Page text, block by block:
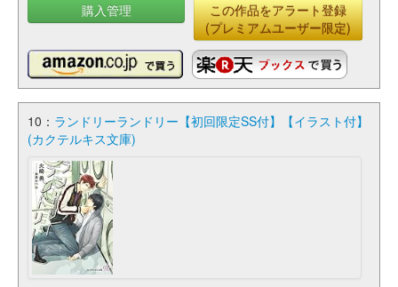
購入管理
この作品をアラート登録
(プレミアムユーザー限定)
10： ランドリーランドリー【初回限定SS付】【イラスト付】
(カクテルキス文庫)